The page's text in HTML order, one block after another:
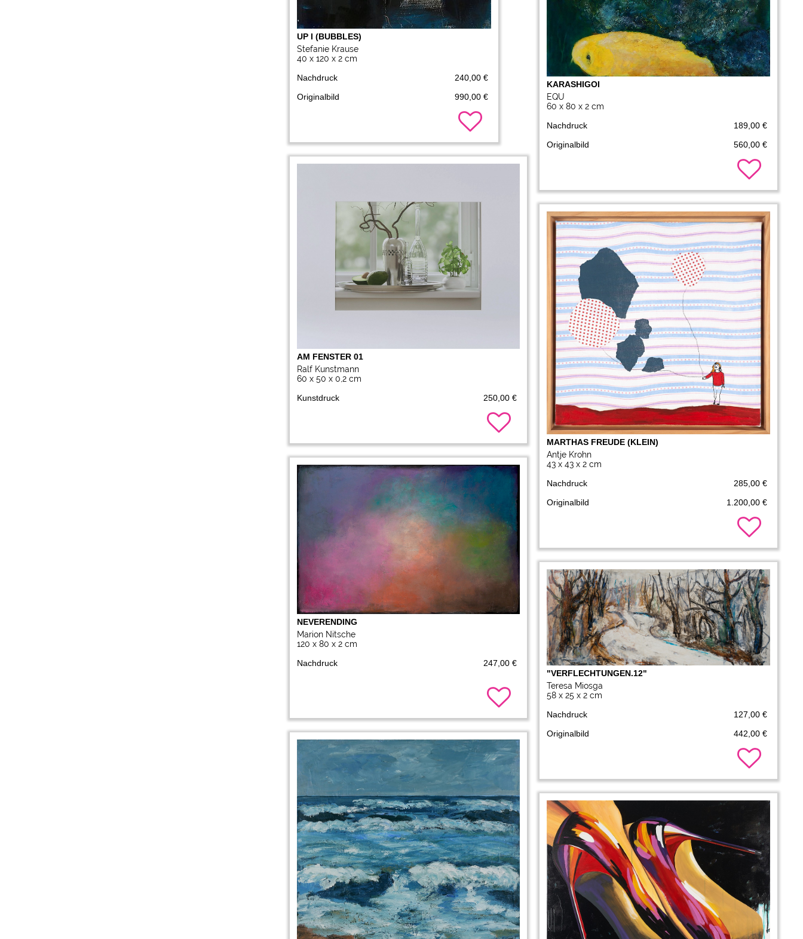
UP I (BUBBLES)
Stefanie Krause
40 x 120 x 2 cm
Nachdruck
240,00 €
Originalbild
990,00 €
AM FENSTER 01
Ralf Kunstmann
60 x 50 x 0,2 cm
Kunstdruck
250,00 €
NEVERENDING
Marion Nitsche
120 x 80 x 2 cm
Nachdruck
247,00 €
KARASHIGOI
EQU
60 x 80 x 2 cm
Nachdruck
189,00 €
Originalbild
560,00 €
MARTHAS FREUDE (KLEIN)
Antje Krohn
43 x 43 x 2 cm
Nachdruck
285,00 €
Originalbild
1.200,00 €
"VERFLECHTUNGEN.12"
Teresa Miosga
58 x 25 x 2 cm
Nachdruck
127,00 €
Originalbild
442,00 €